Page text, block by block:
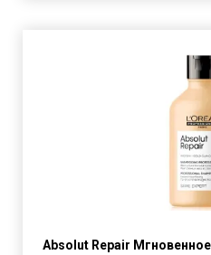
Absolut Repair